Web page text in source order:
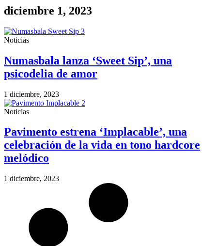
diciembre 1, 2023
Noticias
Numasbala lanza ‘Sweet Sip’, una
psicodelia de amor
1 diciembre, 2023
Noticias
Pavimento estrena ‘Implacable’, una
celebración de la vida en tono hardcore
melódico
1 diciembre, 2023